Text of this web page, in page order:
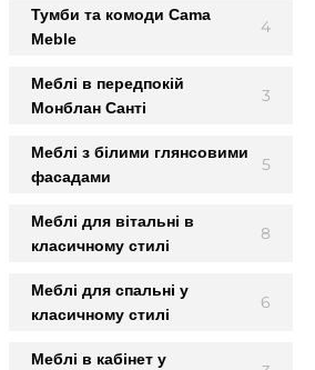
Тумби та комоди Cama
Meble
4
Меблі в передпокій
Монблан Сантi
3
Меблі з білими глянсовими
фасадами
5
Меблі для вітальні в
класичному стилі
8
Меблі для спальні у
класичному стилі
6
Меблі в кабінет у